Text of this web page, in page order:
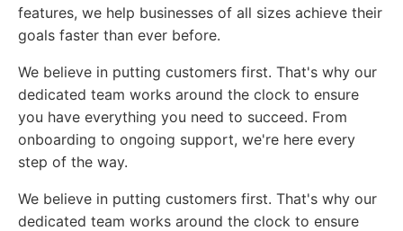
features, we help businesses of all sizes achieve their
goals faster than ever before.
We believe in putting customers first. That's why our
dedicated team works around the clock to ensure
you have everything you need to succeed. From
onboarding to ongoing support, we're here every
step of the way.
We believe in putting customers first. That's why our
dedicated team works around the clock to ensure